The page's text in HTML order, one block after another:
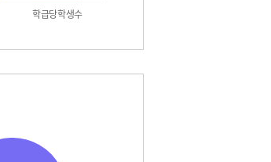
학급당학생수